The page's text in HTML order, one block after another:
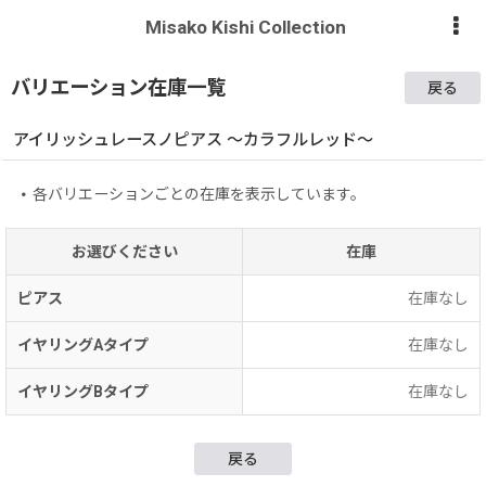
Misako Kishi Collection
バリエーション在庫一覧 戻る
アイリッシュレースノピアス 〜カラフルレッド〜
各バリエーションごとの在庫を表示しています。
お選びください 在庫
ピアス 在庫なし
イヤリングAタイプ 在庫なし
イヤリングBタイプ 在庫なし
戻る